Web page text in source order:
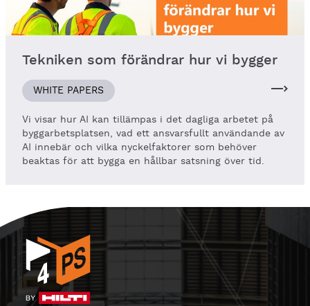
Tekniken som förändrar hur vi bygger
WHITE PAPERS
Vi visar hur AI kan tillämpas i det dagliga arbetet på
byggarbetsplatsen, vad ett ansvarsfullt användande av
AI innebär och vilka nyckelfaktorer som behöver
beaktas för att bygga en hållbar satsning över tid.